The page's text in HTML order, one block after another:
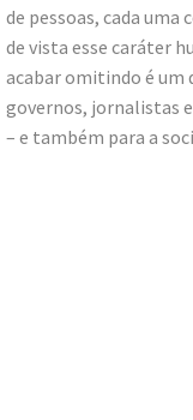
de pessoas, cada uma
de vista esse caráter
acabar omitindo é um
governos, jornalistas
– e também para a